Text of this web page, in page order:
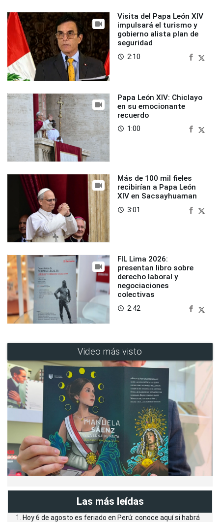
Visita del Papa León XIV
impulsará el turismo y
gobierno alista plan de
seguridad
access_time 2:10
Papa León XIV: Chiclayo
en su emocionante
recuerdo
access_time 1:00
Más de 100 mil fieles
recibirían a Papa León
XIV en Sacsayhuaman
access_time 3:01
FIL Lima 2026:
presentan libro sobre
derecho laboral y
negociaciones
colectivas
access_time 2:42
Video más visto
Las más leídas
Hoy 6 de agosto es feriado en Perú: conoce aquí si habrá